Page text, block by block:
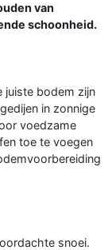
van
schoonheid.
juiste bodem zijn
in zonnige
voedzame
toe te voegen
snoei.